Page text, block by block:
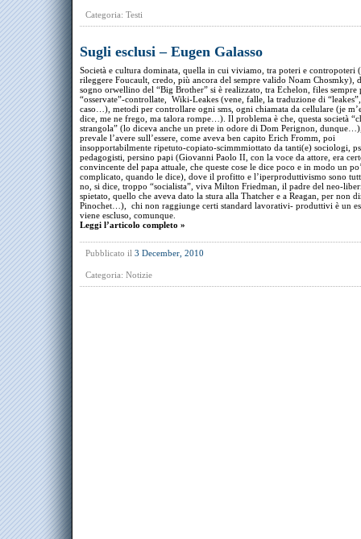
Categoria: Testi
Sugli esclusi – Eugen Galasso
Società e cultura dominata, quella in cui viviamo, tra poteri e contropoteri
rileggere Foucault, credo, più ancora del sempre valido Noam Chosmky),
sogno orwellino del “Big Brother” si è realizzato, tra Echelon, files sempre
“osservate”-controllate, Wiki-Leakes (vene, falle, la traduzione di
caso…), metodi per controllare ogni sms, ogni chiamata da cellulare (je
dice, me ne frego, ma talora rompe…). Il problema è che, questa società
strangola” (lo diceva anche un prete in odore di Dom Perignon,
prevale l’avere sull’essere, come aveva ben capito Erich Fromm, poi
insopportabilmente ripetuto-copiato-scimmmiottato da tanti(e) sociologi,
pedagogisti, persino papi (Giovanni Paolo II, con la voce da attore, era
convincente del papa attuale, che queste cose le dice poco e in modo un
complicato, quando le dice), dove il profitto e l’iperproduttivismo sono
no, si dice, troppo “socialista”, viva Milton Friedman, il padre del neo-
spietato, quello che aveva dato la stura alla Thatcher e a Reagan, per non
Pinochet…), chi non raggiunge certi standard lavorativi- produttivi è un
viene escluso, comunque.
Leggi l’articolo completo »
Pubblicato il 3 December, 2010
Categoria: Notizie